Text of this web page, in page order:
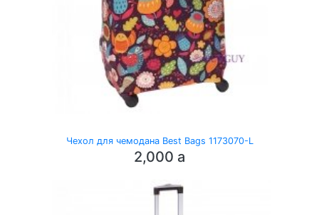
Чехол для чемодана Best Bags 1173070-L
2,000 a